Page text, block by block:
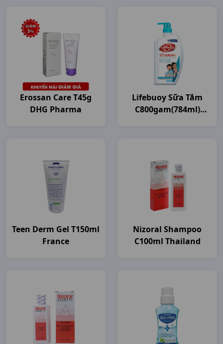
Erossan Care T45g
DHG Pharma
Lifebuoy Sữa Tắm
C800gam(784ml)
Teen Derm Gel T150ml
France
Nizoral Shampoo
C100ml Thailand